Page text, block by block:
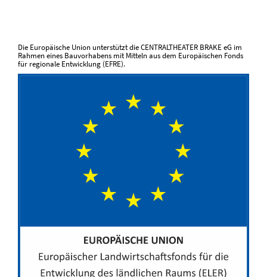
Die Europäische Union unterstützt die CENTRALTHEATER BRAKE eG im
Rahmen eines Bauvorhabens mit Mitteln aus dem Europäischen Fonds
für regionale Entwicklung (EFRE).